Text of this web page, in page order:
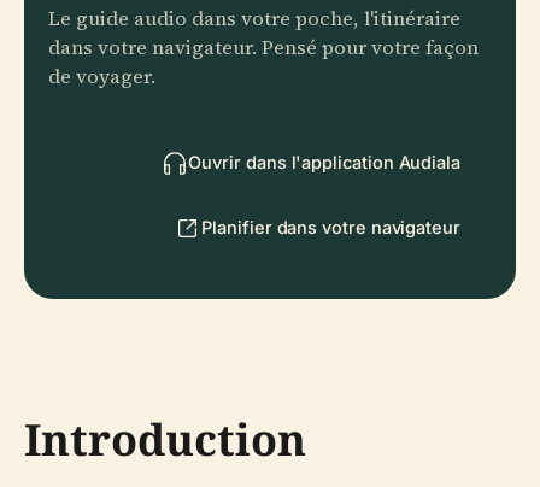
Le guide audio dans votre poche, l'itinéraire
dans votre navigateur. Pensé pour votre façon
de voyager.
Ouvrir dans l'application Audiala
Planifier dans votre navigateur
Introduction